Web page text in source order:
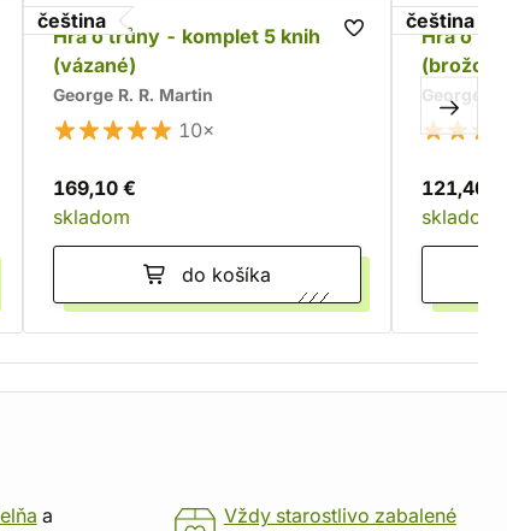
čeština
Hra o trůny - komplet 5 knih
(vázané)
George R. R. Martin
10×
169,10 €
skladom
do košíka
čeština
Hra o
George
121,40 €
skladom
a
Vždy starostlivo zabalené